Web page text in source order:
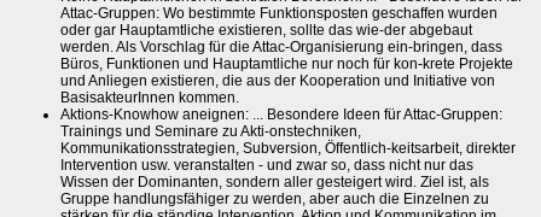
Attac-Gruppen: Wo bestimmte Funktionsposten geschaffen wurden
oder gar Hauptamtliche existieren, sollte das wie-der abgebaut
werden. Als Vorschlag für die Attac-Organisierung ein-bringen, dass
Büros, Funktionen und Hauptamtliche nur noch für kon-krete Projekte
und Anliegen existieren, die aus der Kooperation und Initiative von
BasisakteurInnen kommen.
Aktions-Knowhow aneignen: ... Besondere Ideen für Attac-Gruppen:
Trainings und Seminare zu Akti-onstechniken,
Kommunikationsstrategien, Subversion, Öffentlich-keitsarbeit, direkter
Intervention usw. veranstalten - und zwar so, dass nicht nur das
Wissen der Dominanten, sondern aller gesteigert wird. Ziel ist, als
Gruppe handlungsfähiger zu werden, aber auch die Einzelnen zu